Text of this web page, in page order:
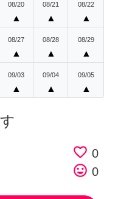
08/20
▲
08/21
▲
08/22
▲
08/27
▲
08/28
▲
08/29
▲
09/03
▲
09/04
▲
09/05
▲
favorite_border 0
tag_faces 0